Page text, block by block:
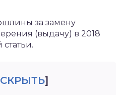
за замену
(выдачу) в 2018
статьи.
СКРЫТЬ]